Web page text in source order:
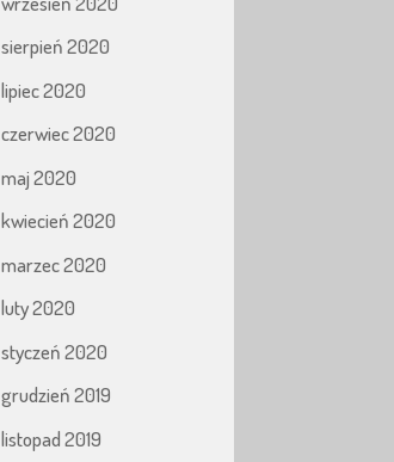
sierpień 2020
lipiec 2020
czerwiec 2020
maj 2020
kwiecień 2020
marzec 2020
luty 2020
styczeń 2020
grudzień 2019
listopad 2019